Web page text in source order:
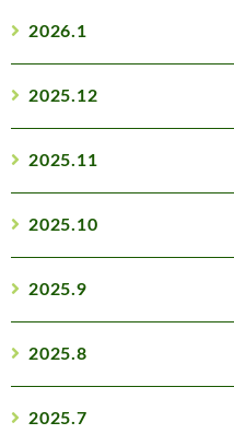
2026.1
2025.12
2025.11
2025.10
2025.9
2025.8
2025.7